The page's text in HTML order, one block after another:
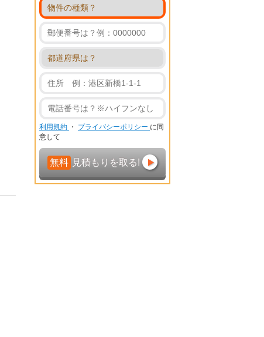
利用規約 ・ プライバシーポリシー に同
意して
無料 見積もりを取る!